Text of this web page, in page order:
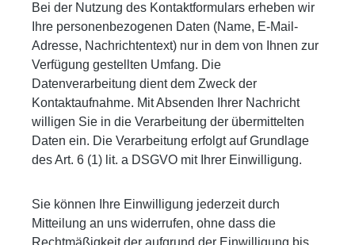
Bei der Nutzung des Kontaktformulars erheben wir
Ihre personenbezogenen Daten (Name, E-Mail-
Adresse, Nachrichtentext) nur in dem von Ihnen zur
Verfügung gestellten Umfang. Die
Datenverarbeitung dient dem Zweck der
Kontaktaufnahme. Mit Absenden Ihrer Nachricht
willigen Sie in die Verarbeitung der übermittelten
Daten ein. Die Verarbeitung erfolgt auf Grundlage
des Art. 6 (1) lit. a DSGVO mit Ihrer Einwilligung.
Sie können Ihre Einwilligung jederzeit durch
Mitteilung an uns widerrufen, ohne dass die
Rechtmäßigkeit der aufgrund der Einwilligung bis